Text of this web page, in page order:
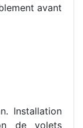
avant
Installation
de volets